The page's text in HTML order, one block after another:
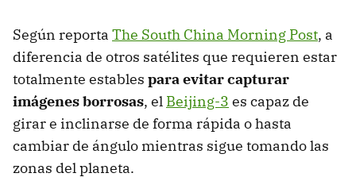
Según reporta The South China Morning Post, a
diferencia de otros satélites que requieren estar
totalmente estables para evitar capturar
imágenes borrosas, el Beijing-3 es capaz de
girar e inclinarse de forma rápida o hasta
cambiar de ángulo mientras sigue tomando las
zonas del planeta.